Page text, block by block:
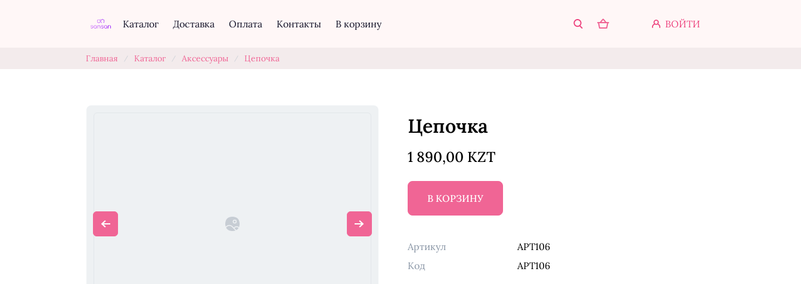
Каталог Доставка Оплата Контакты В корзину ВОЙТИ
Главная / Каталог / Аксессуары / Цепочка
Цепочка
1 890,00 KZT
В КОРЗИНУ
Артикул
APT106
Код
APT106